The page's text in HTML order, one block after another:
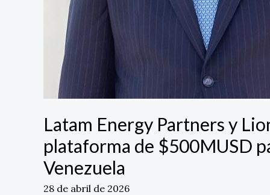
Latam Energy Partners y
plataforma de $500MUSD
Venezuela
28 de abril de 2026